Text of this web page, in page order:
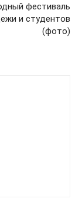
фестиваль
и студентов
(фото)